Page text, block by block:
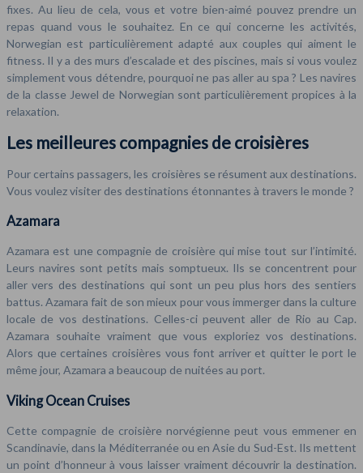
fixes. Au lieu de cela, vous et votre bien-aimé pouvez prendre un
repas quand vous le souhaitez. En ce qui concerne les activités,
Norwegian est particulièrement adapté aux couples qui aiment le
fitness. Il y a des murs d’escalade et des piscines, mais si vous voulez
simplement vous détendre, pourquoi ne pas aller au spa ? Les navires
de la classe Jewel de Norwegian sont particulièrement propices à la
relaxation.
Les meilleures compagnies de croisières
Pour certains passagers, les croisières se résument aux destinations.
Vous voulez visiter des destinations étonnantes à travers le monde ?
Azamara
Azamara est une compagnie de croisière qui mise tout sur l’intimité.
Leurs navires sont petits mais somptueux. Ils se concentrent pour
aller vers des destinations qui sont un peu plus hors des sentiers
battus. Azamara fait de son mieux pour vous immerger dans la culture
locale de vos destinations. Celles-ci peuvent aller de Rio au Cap.
Azamara souhaite vraiment que vous exploriez vos destinations.
Alors que certaines croisières vous font arriver et quitter le port le
même jour, Azamara a beaucoup de nuitées au port.
Viking Ocean Cruises
Cette compagnie de croisière norvégienne peut vous emmener en
Scandinavie, dans la Méditerranée ou en Asie du Sud-Est. Ils mettent
un point d’honneur à vous laisser vraiment découvrir la destination.